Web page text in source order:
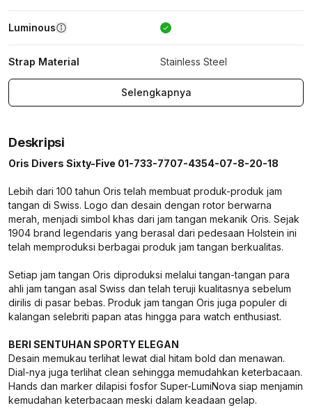
Luminous
Strap Material Stainless Steel
Selengkapnya
Deskripsi
Oris Divers Sixty-Five 01-733-7707-4354-07-8-20-18
Lebih dari 100 tahun Oris telah membuat produk-produk jam
tangan di Swiss. Logo dan desain dengan rotor berwarna
merah, menjadi simbol khas dari jam tangan mekanik Oris. Sejak
1904 brand legendaris yang berasal dari pedesaan Holstein ini
telah memproduksi berbagai produk jam tangan berkualitas.
Setiap jam tangan Oris diproduksi melalui tangan-tangan para
ahli jam tangan asal Swiss dan telah teruji kualitasnya sebelum
dirilis di pasar bebas. Produk jam tangan Oris juga populer di
kalangan selebriti papan atas hingga para watch enthusiast.
BERI SENTUHAN SPORTY ELEGAN
Desain memukau terlihat lewat dial hitam bold dan menawan.
Dial-nya juga terlihat clean sehingga memudahkan keterbacaan.
Hands dan marker dilapisi fosfor Super-LumiNova siap menjamin
kemudahan keterbacaan meski dalam keadaan gelap.